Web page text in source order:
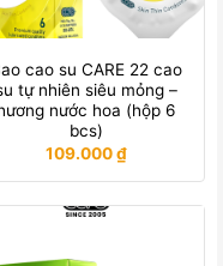
cao su CARE 22 cao
tự nhiên siêu mỏng –
nước hoa (hộp 6
bcs)
109.000₫